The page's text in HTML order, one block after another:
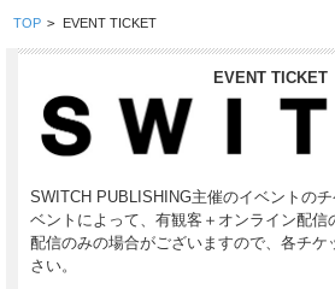
TOP > EVENT TICKET
EVENT TICKET
SWITCH PUBLISHING主催のイベントの
ベントによって、有観客＋オンライン配信
配信のみの場合がございますので、各チケ
さい。